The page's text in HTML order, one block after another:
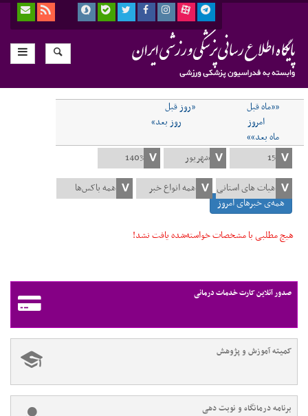
««ماه قبل
«روز قبل
امروز
روز بعد»
ماه بعد»»
همه‌ی خبرهای امروز
هیچ مطلبی با مشخصات خواسته‌شده یافت نشد!
صدور آنلاین کارت خدمات درمانی
کمیته آموزش و پژوهش
برنامه درمانگاه و نوبت دهی